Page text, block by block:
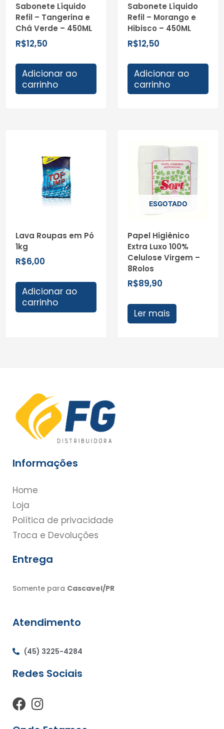
Sabonete Líquido
Refil – Tangerina e
Chá Verde – 450ML
R$12,50
Adicionar ao
carrinho
Sabonete Líquido
Refil – Morango e
Hibisco – 450ML
R$12,50
Adicionar ao
carrinho
Lava Roupas em Pó
1kg
R$6,00
Adicionar ao
carrinho
ESGOTADO
Papel Higiênico
Extra Luxo 100%
Celulose Virgem –
8Rolos
R$89,90
Ler mais
Informações
Home
Loja
Política de privacidade
Troca e Devoluções
Entrega
Somente para Cascavel/PR
Atendimento
(45) 3225-4284
Redes Sociais
F
I